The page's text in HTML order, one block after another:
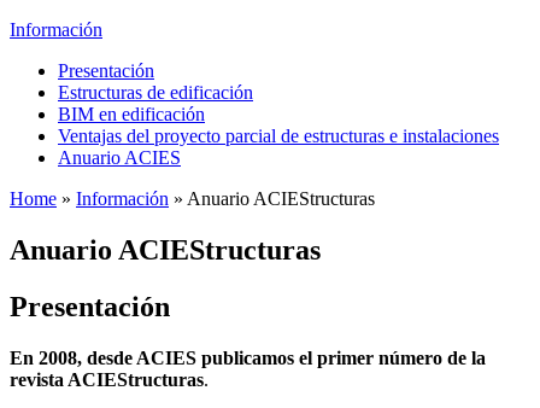
Información
Presentación
Estructuras de edificación
BIM en edificación
Ventajas del proyecto parcial de estructuras e instalaciones
Anuario ACIES
Home » Información » Anuario ACIEStructuras
Anuario ACIEStructuras
Presentación
En 2008, desde ACIES publicamos el primer número de la
revista ACIEStructuras.